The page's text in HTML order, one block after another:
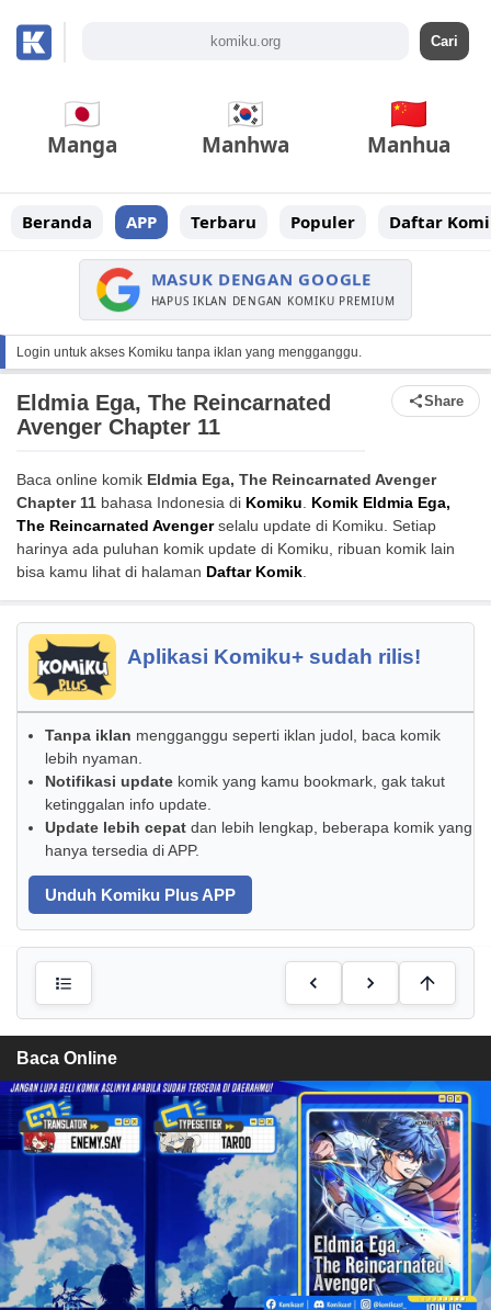
Manga Manhwa Manhua
Beranda APP Terbaru Populer Daftar
MASUK DENGAN GOOGLE
HAPUS IKLAN DENGAN KOMIKU PREMIUM
Login untuk akses Komiku tanpa iklan yang mengganggu.
Eldmia Ega, The Reincarnated
Avenger Chapter 11
Share
Baca online komik Eldmia Ega, The Reincarnated Avenger
Chapter 11 bahasa Indonesia di Komiku. Komik Eldmia Ega,
The Reincarnated Avengerselalu update di Komiku. Setiap
harinya ada puluhan komik update di Komiku, ribuan komik lain
bisa kamu lihat di halaman Daftar Komik.
Aplikasi Komiku+ sudah rilis!
Tanpa iklan mengganggu seperti iklan judol, baca komik
lebih nyaman.
Notifikasi update komik yang kamu bookmark, gak takut
ketinggalan info update.
Update lebih cepat dan lebih lengkap, beberapa komik yang
hanya tersedia di APP.
Unduh Komiku Plus APP
Baca Online